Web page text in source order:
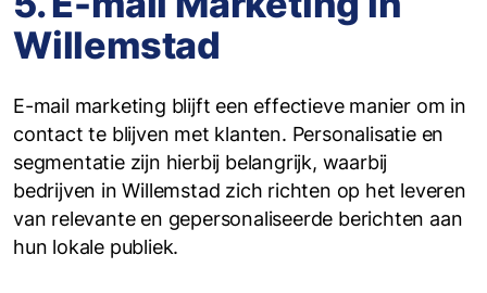
Willemstad
E-mail marketing blijft een effectieve manier om in
contact te blijven met klanten. Personalisatie en
segmentatie zijn hierbij belangrijk, waarbij
bedrijven in Willemstad zich richten op het leveren
van relevante en gepersonaliseerde berichten aan
hun lokale publiek.